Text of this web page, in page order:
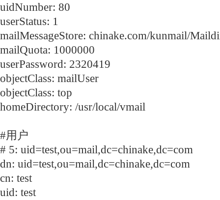
uidNumber: 80
userStatus: 1
mailMessageStore: chinake.com/kunmail/
mailQuota: 1000000
userPassword: 2320419
objectClass: mailUser
objectClass: top
homeDirectory: /usr/local/vmail
#用户
# 5: uid=test,ou=mail,dc=chinake,dc=com
dn: uid=test,ou=mail,dc=chinake,dc=com
cn: test
uid: test